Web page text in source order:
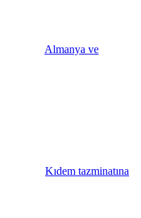
Almanya ve
Kıdem tazminatına